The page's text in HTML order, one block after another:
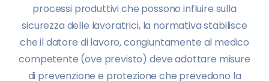
processi produttivi che possono influire sulla
sicurezza delle lavoratrici, la normativa stabilisce
che il datore di lavoro, congiuntamente al medico
competente (ove previsto) deve adottare misure
di prevenzione e protezione che prevedono la